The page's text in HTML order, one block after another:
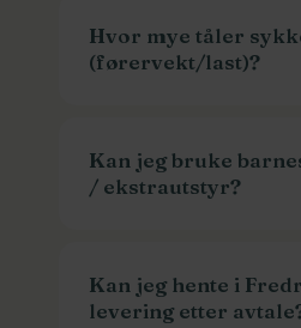
Hvor mye tåler
(førervekt/last)?
faktaarket/produktinfo.
er det normalt angitt
Kan jeg bruke
/ ekstrautstyr?
en av delene. Mange
sammen. Trehjuls
Kan jeg hente i
levering etter